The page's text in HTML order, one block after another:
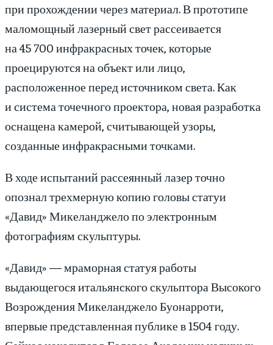
при прохождении через материал. В прототипе
маломощный лазерный свет рассеивается
на 45 700 инфракрасных точек, которые
проецируются на объект или лицо,
расположенное перед источником света. Как
и система точечного проектора, новая разработка
оснащена камерой, считывающей узоры,
созданные инфракрасными точками.
В ходе испытаний рассеянный лазер точно
опознал трехмерную копию головы статуи
«Давид» Микеланджело по электронным
фотографиям скульптуры.
«Давид» — мраморная статуя работы
выдающегося итальянского скульптора Высокого
Возрождения Микеланджело Буонарроти,
впервые представленная публике в 1504 году.